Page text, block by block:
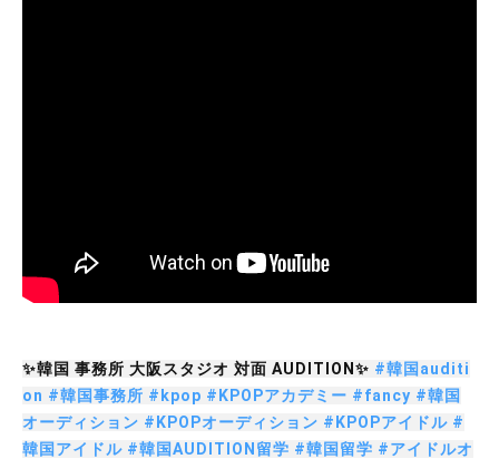
✨韓国 事務所 大阪スタジオ 対面 AUDITION✨ #韓国auditi
on #韓国事務所 #kpop #KPOPアカデミー #fancy #韓国
オーディション #KPOPオーディション #KPOPアイドル #
韓国アイドル #韓国AUDITION留学 #韓国留学 #アイドルオ